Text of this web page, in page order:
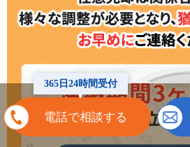
365日24時間受付
電話で相談する